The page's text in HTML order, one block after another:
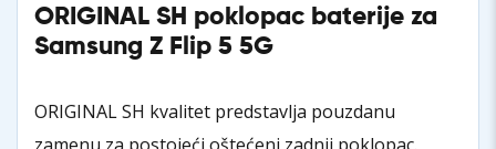
ORIGINAL SH poklopac baterije za
Samsung Z Flip 5 5G
ORIGINAL SH kvalitet predstavlja pouzdanu